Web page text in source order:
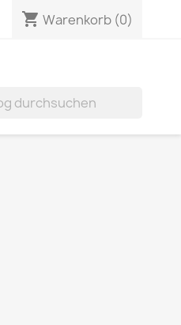
shopping_cart Warenkorb (0)